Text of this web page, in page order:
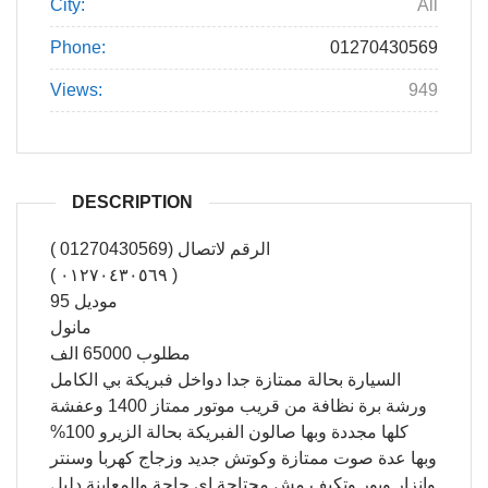
City: All
Phone: 01270430569
Views: 949
DESCRIPTION
الرقم لاتصال (01270430569 )
( ٠١٢٧٠٤٣٠٥٦٩ )
موديل 95
مانول
مطلوب 65000 الف
السيارة بحالة ممتازة جدا دواخل فبريكة بي الكامل
ورشة برة نظافة من قريب موتور ممتاز 1400 وعفشة
كلها مجددة وبها صالون الفبريكة بحالة الزيرو 100%
وبها عدة صوت ممتازة وكوتش جديد وزجاج كهربا وسنتر
وانزار وبور وتكيف مش محتاجة اي حاجة والمعاينة دليل